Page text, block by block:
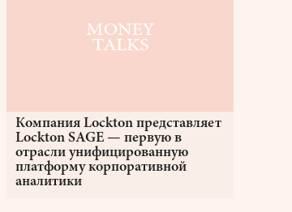
Компания Lockton представляет
Lockton SAGE — первую в
отрасли унифицированную
платформу корпоративной
аналитики